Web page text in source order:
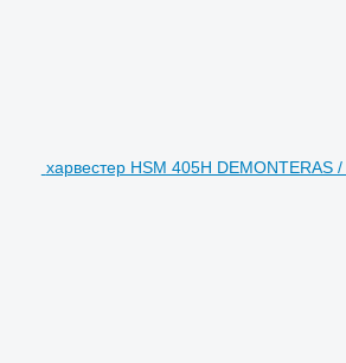
харвестер HSM 405H DEMONTERAS